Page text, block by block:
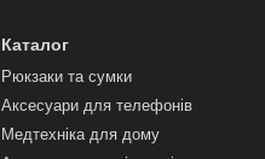
Каталог
Рюкзаки та сумки
Аксесуари для телефонів
Медтехніка для дому